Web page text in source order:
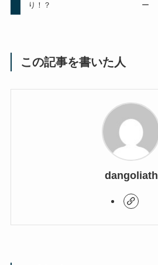
り！？
ー
この記事を書いた人
dangoliath